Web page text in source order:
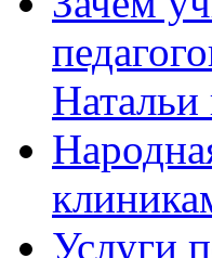
Услуги